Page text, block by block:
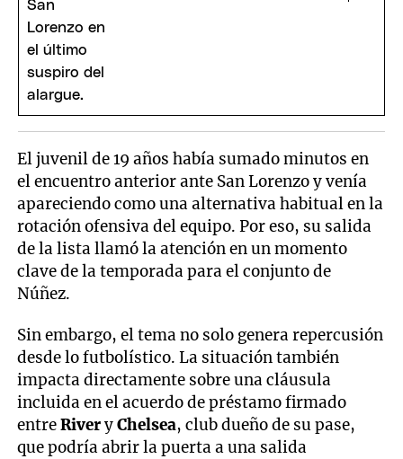
El juvenil de 19 años había sumado minutos en
el encuentro anterior ante San Lorenzo y venía
apareciendo como una alternativa habitual en la
rotación ofensiva del equipo. Por eso, su salida
de la lista llamó la atención en un momento
clave de la temporada para el conjunto de
Núñez.
Sin embargo, el tema no solo genera repercusión
desde lo futbolístico. La situación también
impacta directamente sobre una cláusula
incluida en el acuerdo de préstamo firmado
entreRiveryChelsea, club dueño de su pase,
que podría abrir la puerta a una salida